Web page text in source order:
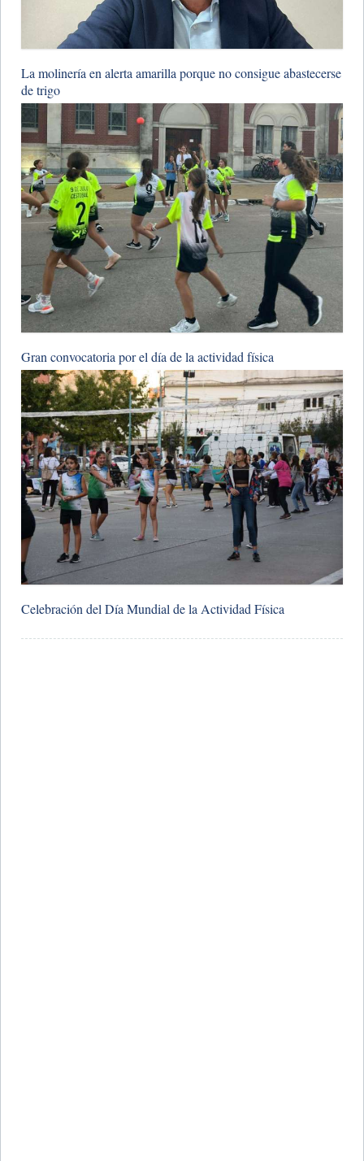
La molinería en alerta amarilla porque no consigue abastecerse
de trigo
Gran convocatoria por el día de la actividad física
Celebración del Día Mundial de la Actividad Física